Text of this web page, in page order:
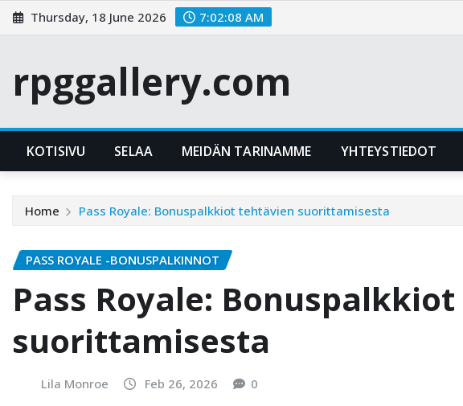
Skip
to
Thursday, 18 June 2026 7:02:09 AM
rpggallery.com
KOTISIVU SELAA MEIDÄN TARINAMME YHTEYSTIEDOT
Home Pass Royale: Bonuspalkkiot tehtävien suorittamisesta
PASS ROYALE -BONUSPALKINNOT
Pass Royale:
suorittamisesta
Lila Monroe Feb 26, 2026 0